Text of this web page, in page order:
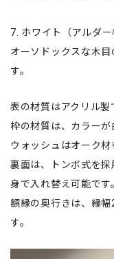
7. ホワイト（アルダー
オーソドックスな木
す。
表の材質はアクリル製
枠の材質は、カラー
ウォッシュはオーク材
裏面は、トンボ式を
身で入れ替え可能です
額縁の奥行きは、縁
す。